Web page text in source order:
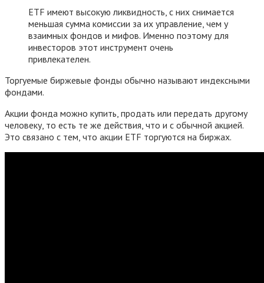
ETF имеют высокую ликвидность, с них снимается
меньшая сумма комиссии за их управление, чем у
взаимных фондов и мифов. Именно поэтому для
инвесторов этот инструмент очень
привлекателен.
Торгуемые биржевые фонды обычно называют индексными
фондами.
Акции фонда можно купить, продать или передать другому
человеку, то есть те же действия, что и с обычной акцией.
Это связано с тем, что акции ETF торгуются на биржах.